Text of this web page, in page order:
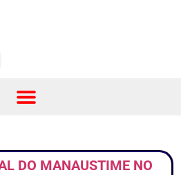
DO MANAUSTIME NO